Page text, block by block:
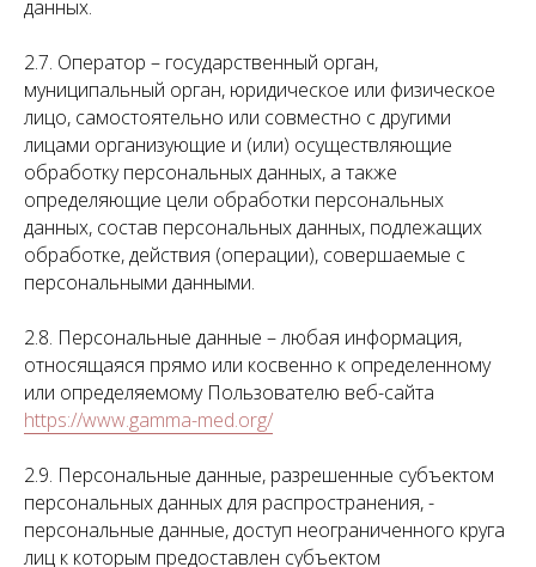
данных.
2.7. Оператор – государственный орган,
муниципальный орган, юридическое или физическое
лицо, самостоятельно или совместно с другими
лицами организующие и (или) осуществляющие
обработку персональных данных, а также
определяющие цели обработки персональных
данных, состав персональных данных, подлежащих
обработке, действия (операции), совершаемые с
персональными данными.
2.8. Персональные данные – любая информация,
относящаяся прямо или косвенно к определенному
или определяемому Пользователю веб-сайта
https://www.gamma-med.org/
2.9. Персональные данные, разрешенные субъектом
персональных данных для распространения, -
персональные данные, доступ неограниченного круга
лиц к которым предоставлен субъектом